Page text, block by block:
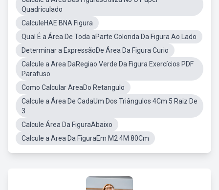
Quadriculado
CalculeHAE BNA Figura
Qual É a Área De Toda aParte Colorida Da Figura Ao Lado
Determinar a ExpressãoDe Área Da Figura Curio
Calcule a Area DaRegiao Verde Da Figura Exercícios PDF
Parafuso
Como Calcular AreaDo Retangulo
Calcule a Área De CadaUm Dos Triângulos 4Cm 5 Raiz De
3
Calcule Área Da FiguraAbaixo
Calcule a Area Da FiguraEm M2 4M 80Cm